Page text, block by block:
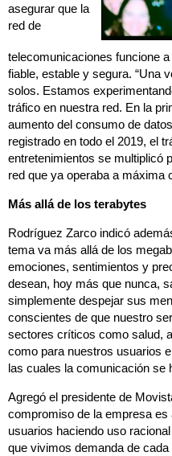
asegurar que la
red de
telecomunicaciones funcione
fiable, estable y segura. “Una
solos. Estamos
tráfico en nuestra red. En la
aumento del consumo de
registrado en todo el 2019, el
entretenimientos se multiplicó
red que ya operaba a máxima
Más allá de los terabytes
Rodríguez Zarco indicó
tema va más allá de los
emociones, sentimientos y
desean, hoy más que nunca,
simplemente despejar sus
conscientes de que nuestro
sectores críticos como salud,
como para nuestros usuarios
las cuales la comunicación se
Agregó el presidente de
compromiso de la empresa
usuarios haciendo uso
que vivimos demanda de